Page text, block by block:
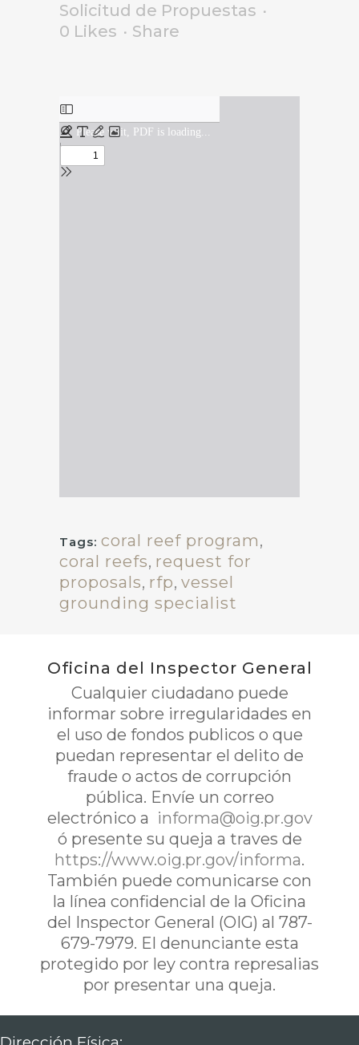
Solicitud de Propuestas
0 Likes Share
Tags: coral reef program,
coral reefs, request for
proposals, rfp, vessel
grounding specialist
Oficina del Inspector General
Cualquier ciudadano puede
informar sobre irregularidades en
el uso de fondos publicos o que
puedan representar el delito de
fraude o actos de corrupción
pública. Envíe un correo
electrónico a informa@oig.pr.gov
ó presente su queja a traves de
https://www.oig.pr.gov/informa.
También puede comunicarse con
la línea confidencial de la Oficina
del Inspector General (OIG) al 787-
679-7979. El denunciante esta
protegido por ley contra represalias
por presentar una queja.